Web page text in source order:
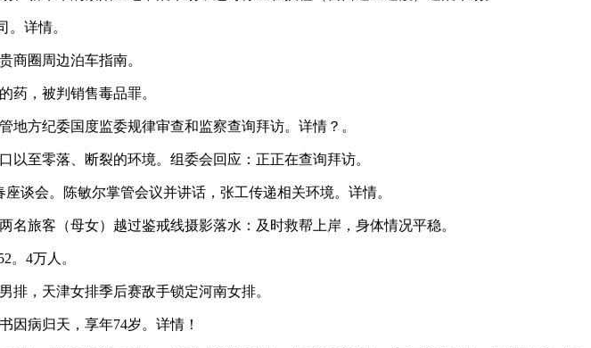
详情。
圈周边泊车指南。
，被判销售毒品罪。
方纪委国度监委规律审查和监察查询拜访。详情？。
至零落、断裂的环境。组委会回应：正正在查询拜访。
会。陈敏尔掌管会议并讲话，张工传递相关环境。详情。
旅客（母女）越过鉴戒线摄影落水：及时救帮上岸，身体情况平稳。
4万人。
，天津女排季后赛敌手锁定河南女排。
病归天，享年74岁。详情！